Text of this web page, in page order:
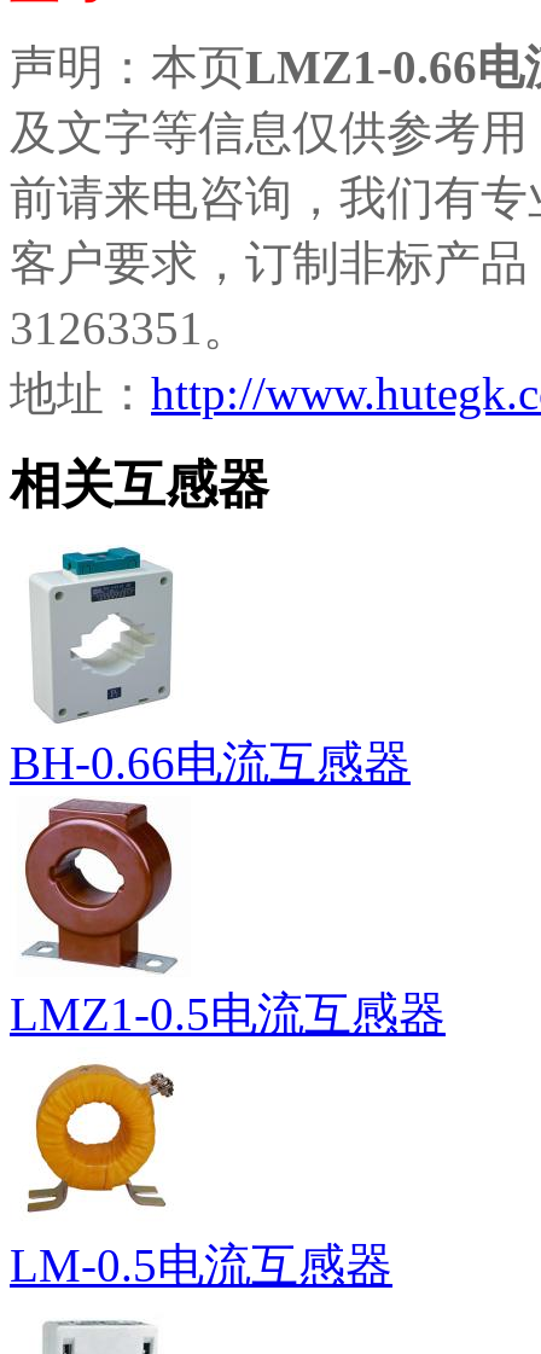
声明：本页LMZ1-0.66电
及文字等信息仅供参考
前请来电咨询，我们有
客户要求，订制非标产
31263351。
地址： http://
相关互感器
BH-0.66电流互感器
LMZ1-0.5电流互感器
LM-0.5电流互感器